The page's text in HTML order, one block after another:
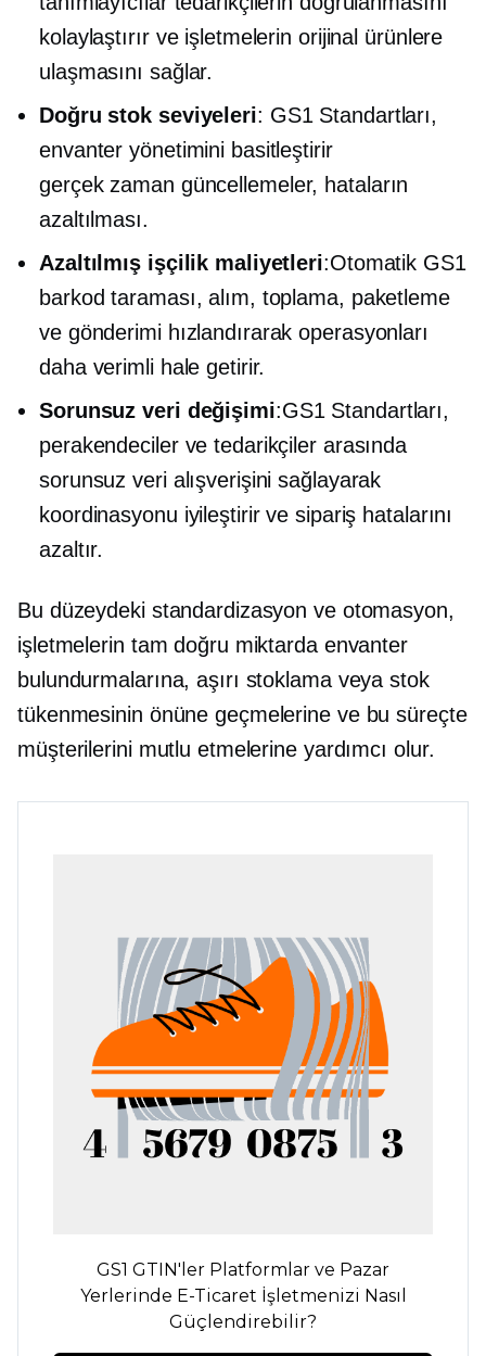
kolaylaştırır ve işletmelerin orijinal ürünlere
ulaşmasını sağlar.
Doğru stok seviyeleri: GS1 Standartları,
envanter yönetimini basitleştirir
gerçek zaman güncellemeler, hataların
azaltılması.
Azaltılmış işçilik maliyetleri:Otomatik GS1
barkod taraması, alım, toplama, paketleme
ve gönderimi hızlandırarak operasyonları
daha verimli hale getirir.
Sorunsuz veri değişimi:GS1 Standartları,
perakendeciler ve tedarikçiler arasında
sorunsuz veri alışverişini sağlayarak
koordinasyonu iyileştirir ve sipariş hatalarını
azaltır.
Bu düzeydeki standardizasyon ve otomasyon,
işletmelerin tam doğru miktarda envanter
bulundurmalarına, aşırı stoklama veya stok
tükenmesinin önüne geçmelerine ve bu süreçte
müşterilerini mutlu etmelerine yardımcı olur.
GS1 GTIN'ler Platformlar ve Pazar
Yerlerinde E-Ticaret İşletmenizi Nasıl
Güçlendirebilir?